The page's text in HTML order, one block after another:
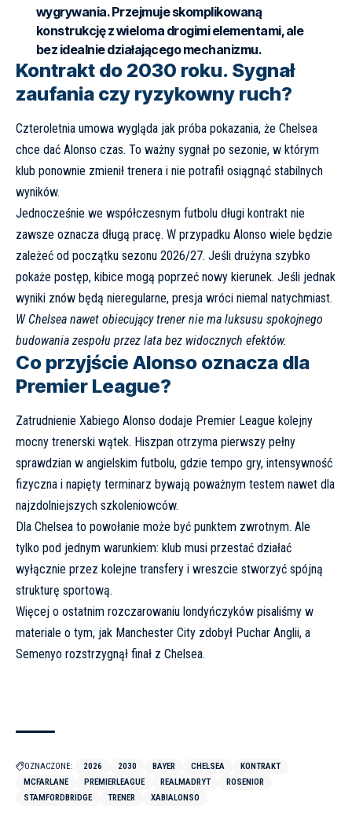
wygrywania. Przejmuje skomplikowaną
konstrukcję z wieloma drogimi elementami, ale
bez idealnie działającego mechanizmu.
Kontrakt do 2030 roku. Sygnał
zaufania czy ryzykowny ruch?
Czteroletnia umowa wygląda jak próba pokazania, że Chelsea
chce dać Alonso czas. To ważny sygnał po sezonie, w którym
klub ponownie zmienił trenera i nie potrafił osiągnąć stabilnych
wyników.
Jednocześnie we współczesnym futbolu długi kontrakt nie
zawsze oznacza długą pracę. W przypadku Alonso wiele będzie
zależeć od początku sezonu 2026/27. Jeśli drużyna szybko
pokaże postęp, kibice mogą poprzeć nowy kierunek. Jeśli jednak
wyniki znów będą nieregularne, presja wróci niemal natychmiast.
W Chelsea nawet obiecujący trener nie ma luksusu spokojnego
budowania zespołu przez lata bez widocznych efektów.
Co przyjście Alonso oznacza dla
Premier League?
Zatrudnienie Xabiego Alonso dodaje Premier League kolejny
mocny trenerski wątek. Hiszpan otrzyma pierwszy pełny
sprawdzian w angielskim futbolu, gdzie tempo gry, intensywność
fizyczna i napięty terminarz bywają poważnym testem nawet dla
najzdolniejszych szkoleniowców.
Dla Chelsea to powołanie może być punktem zwrotnym. Ale
tylko pod jednym warunkiem: klub musi przestać działać
wyłącznie przez kolejne transfery i wreszcie stworzyć spójną
strukturę sportową.
Więcej o ostatnim rozczarowaniu londyńczyków pisaliśmy w
materiale o tym, jak Manchester City zdobył Puchar Anglii, a
Semenyo rozstrzygnął finał z Chelsea.
OZNACZONE: 2026 2030 BAYER CHELSEA
KONTRAKT
MCFARLANE
PREMIERLEAGUE REALMADRYT
ROSENIOR
STAMFORDBRIDGE
TRENER XABIALONSO